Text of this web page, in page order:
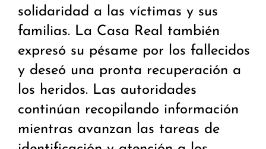
solidaridad a las víctimas y sus
familias. La Casa Real también
expresó su pésame por los fallecidos
y deseó una pronta recuperación a
los heridos. Las autoridades
continúan recopilando información
mientras avanzan las tareas de